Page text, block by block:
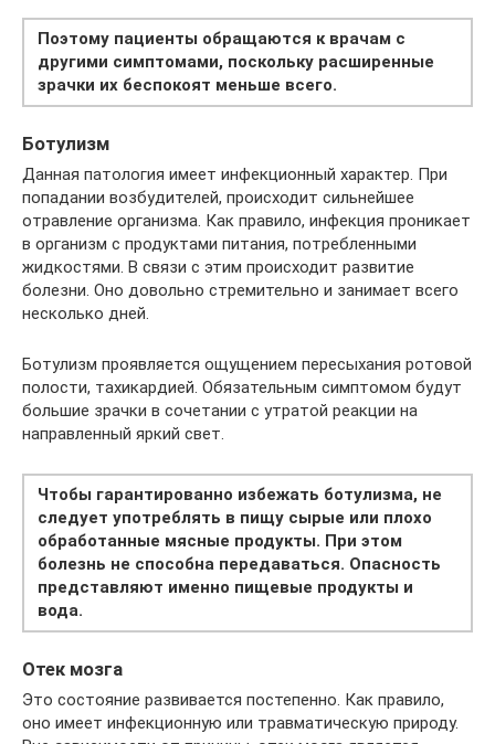
Поэтому пациенты обращаются к врачам с
другими симптомами, поскольку расширенные
зрачки их беспокоят меньше всего.
Ботулизм
Данная патология имеет инфекционный характер. При
попадании возбудителей, происходит сильнейшее
отравление организма. Как правило, инфекция проникает
в организм с продуктами питания, потребленными
жидкостями. В связи с этим происходит развитие
болезни. Оно довольно стремительно и занимает всего
несколько дней.
Ботулизм проявляется ощущением пересыхания ротовой
полости, тахикардией. Обязательным симптомом будут
большие зрачки в сочетании с утратой реакции на
направленный яркий свет.
Чтобы гарантированно избежать ботулизма, не
следует употреблять в пищу сырые или плохо
обработанные мясные продукты. При этом
болезнь не способна передаваться. Опасность
представляют именно пищевые продукты и
вода.
Отек мозга
Это состояние развивается постепенно. Как правило,
оно имеет инфекционную или травматическую природу.